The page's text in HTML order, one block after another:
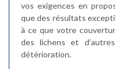
vos exigences en
que des résultats
à ce que votre
des lichens et
détérioration.